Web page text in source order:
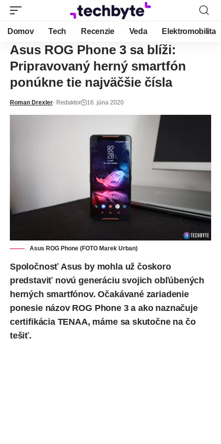
Domov Tech Recenzie Veda Elektromobilita
Asus ROG Phone 3 sa blíži:
Pripravovaný herný smartfón
ponúkne tie najväčšie čísla
Roman Drexler- Redaktor 16. júna 2020
Asus ROG Phone (FOTO Marek Urban)
Spoločnosť Asus by mohla už čoskoro
predstaviť novú generáciu svojich obľúbených
herných smartfónov. Očakávané zariadenie
ponesie názov ROG Phone 3a ako naznačuje
certifikácia TENAA, máme sa skutočne na čo
tešiť.